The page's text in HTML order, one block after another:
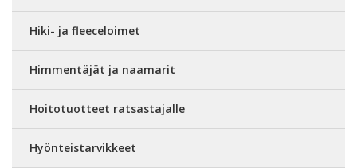
Hiki- ja fleeceloimet
Himmentäjät ja naamarit
Hoitotuotteet ratsastajalle
Hyönteistarvikkeet